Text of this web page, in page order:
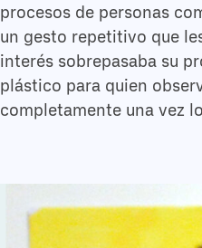
procesos de personas
un gesto repetitivo que
interés sobrepasaba su
plástico para quien
completamente una vez